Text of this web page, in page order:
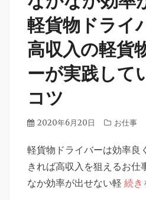
軽貨物ドライ
高収入の軽貨
ーが実践して
コツ
投
日
2020年6月20日
カ
ゴ
リ
ー
お仕事
軽貨物ドライバーは効率良
きれば高収入を狙えるお仕
なか効率が出せない軽 続き